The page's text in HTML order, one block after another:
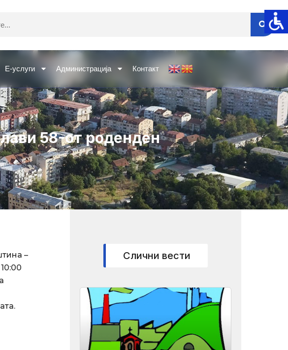
Е-услуги Администрација Контакт
58-от роденден
–
Слични вести